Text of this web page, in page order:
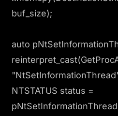
buf_size);
auto
reinterpret_cast
NTSTATUS status =